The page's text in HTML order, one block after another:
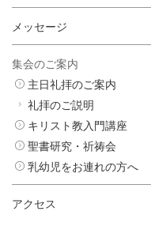
メッセージ
集会のご案内
主日礼拝のご案内
礼拝のご説明
キリスト教入門講座
聖書研究・祈祷会
乳幼児をお連れの方へ
アクセス